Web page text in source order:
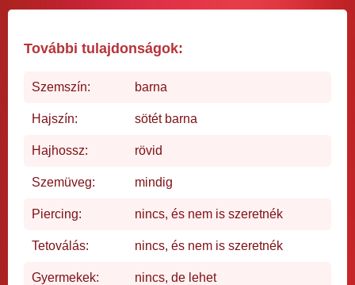
További tulajdonságok:
Szemszín: barna
Hajszín: sötét barna
Hajhossz: rövid
Szemüveg: mindig
Piercing: nincs, és nem is szeretnék
Tetoválás: nincs, és nem is szeretnék
Gyermekek: nincs, de lehet